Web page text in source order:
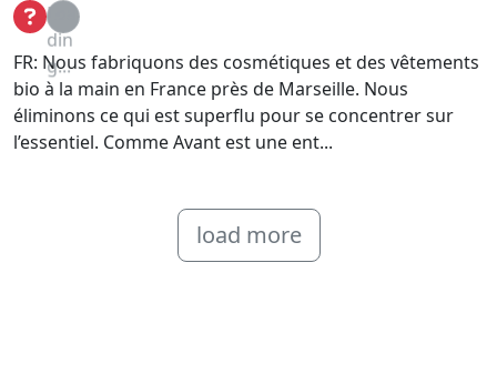
Loa
din
g...
FR: Nous fabriquons des cosmétiques et des vêtements
bio à la main en France près de Marseille. Nous
éliminons ce qui est superflu pour se concentrer sur
l’essentiel. Comme Avant est une ent...
load more